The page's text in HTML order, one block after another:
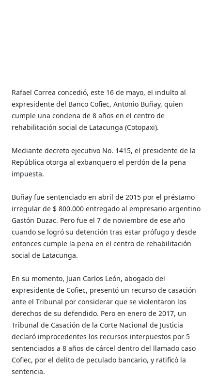
Rafael Correa concedió, este 16 de mayo, el indulto al
expresidente del Banco Cofiec, Antonio Buñay, quien
cumple una condena de 8 años en el centro de
rehabilitación social de Latacunga (Cotopaxi).
Mediante decreto ejecutivo No. 1415, el presidente de la
República otorga al exbanquero el perdón de la pena
impuesta.
Buñay fue sentenciado en abril de 2015 por el préstamo
irregular de $ 800.000 entregado al empresario argentino
Gastón Duzac. Pero fue el 7 de noviembre de ese año
cuando se logró su detención tras estar prófugo y desde
entonces cumple la pena en el centro de rehabilitación
social de Latacunga.
En su momento, Juan Carlos León, abogado del
expresidente de Cofiec, presentó un recurso de casación
ante el Tribunal por considerar que se violentaron los
derechos de su defendido. Pero en enero de 2017, un
Tribunal de Casación de la Corte Nacional de Justicia
declaró improcedentes los recursos interpuestos por 5
sentenciados a 8 años de cárcel dentro del llamado caso
Cofiec, por el delito de peculado bancario, y ratificó la
sentencia.